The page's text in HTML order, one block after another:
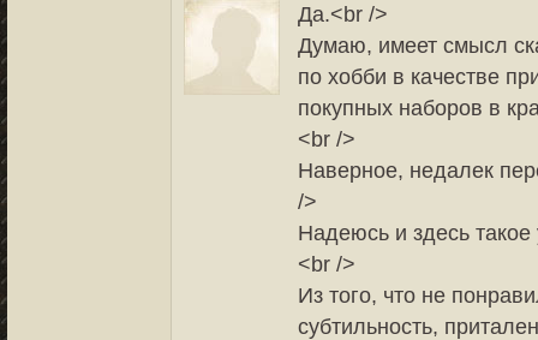
Да.<br />
Думаю, имеет смысл
по хобби в качестве
покупных наборов в
<br />
Наверное, недалек
/>
Надеюсь и здесь
<br />
Из того, что не
субтильность,